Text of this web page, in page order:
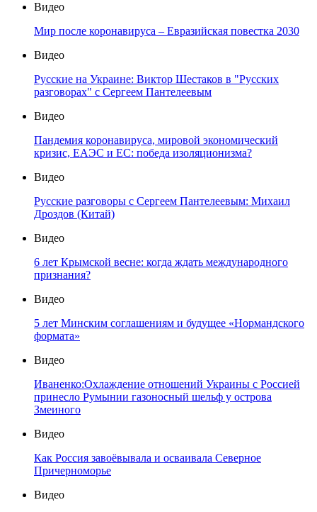
Видео
Мир после коронавируса – Евразийская повестка 2030
Видео
Русские на Украине: Виктор Шестаков в "Русских
разговорах" с Сергеем Пантелеевым
Видео
Пандемия коронавируса, мировой экономический
кризис, ЕАЭС и ЕС: победа изоляционизма?
Видео
Русские разговоры с Сергеем Пантелеевым: Михаил
Дроздов (Китай)
Видео
6 лет Крымской весне: когда ждать международного
признания?
Видео
5 лет Минским соглашениям и будущее «Нормандского
формата»
Видео
Иваненко:Охлаждение отношений Украины с Россией
принесло Румынии газоносный шельф у острова
Змеиного
Видео
Как Россия завоёвывала и осваивала Северное
Причерноморье
Видео